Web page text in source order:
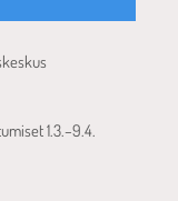
1.3.–9.4.